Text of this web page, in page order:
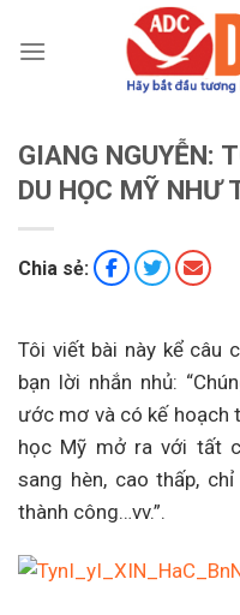
đến
GIANG NGUYỄN:
DU HỌC MỸ NHƯ
Chia sẻ:
Tôi viết bài này kể câu
bạn lời nhắn nhủ:
ước mơ và có kế hoạch
học Mỹ mở ra với tất
sang hèn, cao thấp,
thành công…vv.”.